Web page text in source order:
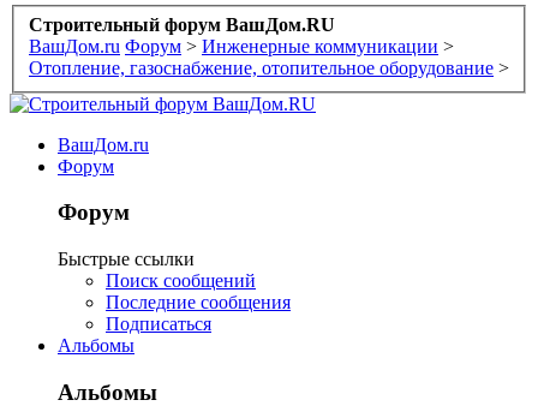
Строительный форум ВашДом.RU
ВашДом.ru Форум > Инженерные коммуникации >
Отопление, газоснабжение, отопительное оборудование >
ВашДом.ru
Форум
Форум
Быстрые ссылки
Поиск сообщений
Последние сообщения
Подписаться
Альбомы
Альбомы